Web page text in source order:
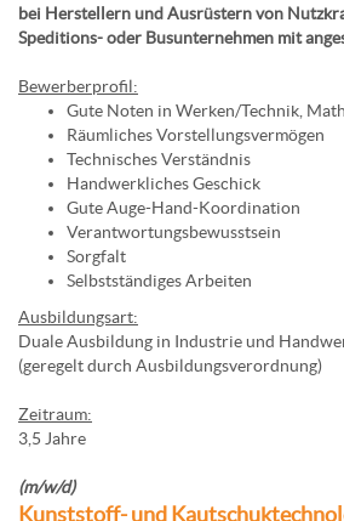
bei Herstellern und Ausrüstern von
Speditions- oder Busunternehmen mit
Bewerberprofil:
Gute Noten in Werken/Technik,
Räumliches Vorstellungsvermögen
Technisches Verständnis
Handwerkliches Geschick
Gute Auge-Hand-Koordination
Verantwortungsbewusstsein
Sorgfalt
Selbstständiges Arbeiten
Ausbildungsart:
Duale Ausbildung in Industrie und
(geregelt durch Ausbildungsverordnung)
Zeitraum:
3,5 Jahre
(m/w/d)
Kunststoff- und